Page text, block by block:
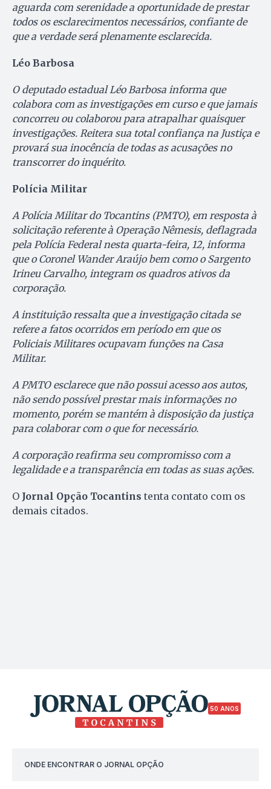
aguarda com serenidade a oportunidade de prestar
todos os esclarecimentos necessários, confiante de
que a verdade será plenamente esclarecida.
Léo Barbosa
O deputado estadual Léo Barbosa informa que
colabora com as investigações em curso e que jamais
concorreu ou colaborou para atrapalhar quaisquer
investigações. Reitera sua total confiança na Justiça e
provará sua inocência de todas as acusações no
transcorrer do inquérito.
Polícia Militar
A Polícia Militar do Tocantins (PMTO), em resposta à
solicitação referente à Operação Nêmesis, deflagrada
pela Polícia Federal nesta quarta-feira, 12, informa
que o Coronel Wander Araújo bem como o Sargento
Irineu Carvalho, integram os quadros ativos da
corporação.
A instituição ressalta que a investigação citada se
refere a fatos ocorridos em período em que os
Policiais Militares ocupavam funções na Casa
Militar.
A PMTO esclarece que não possui acesso aos autos,
não sendo possível prestar mais informações no
momento, porém se mantém à disposição da justiça
para colaborar com o que for necessário.
A corporação reafirma seu compromisso com a
legalidade e a transparência em todas as suas ações.
O Jornal Opção Tocantins tenta contato com os
demais citados.
50 ANOS
ONDE ENCONTRAR O JORNAL OPÇÃO